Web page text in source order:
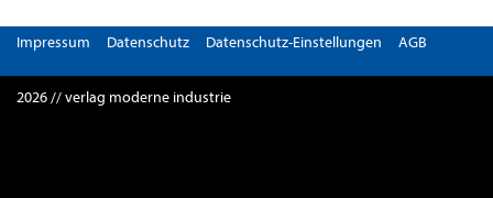
Impressum Datenschutz Datenschutz-Einstellungen AGB
2026 // verlag moderne industrie